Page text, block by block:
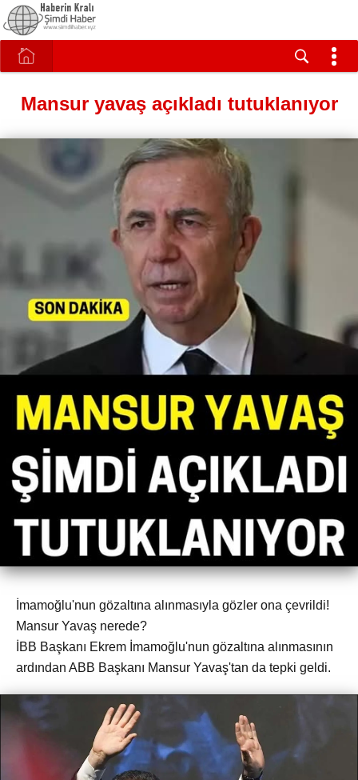
Mansur yavaş açıkladı tutuklanıyor
İmamoğlu'nun gözaltına alınmasıyla gözler ona çevrildi!
Mansur Yavaş nerede?
İBB Başkanı Ekrem İmamoğlu'nun gözaltına alınmasının
ardından ABB Başkanı Mansur Yavaş'tan da tepki geldi.